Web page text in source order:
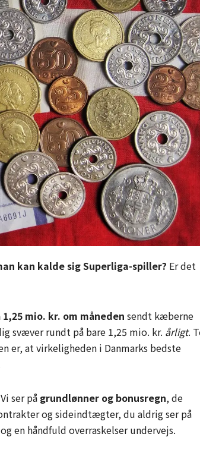
kan kalde sig Superliga-spiller? Er det
mio. kr. om måneden sendt kæberne
svæver rundt på bare 1,25 mio. kr. årligt.
er, at virkeligheden i Danmarks bedste
ser på grundlønner og bonusregn, de
og sideindtægter, du aldrig ser på
en håndfuld overraskelser undervejs.